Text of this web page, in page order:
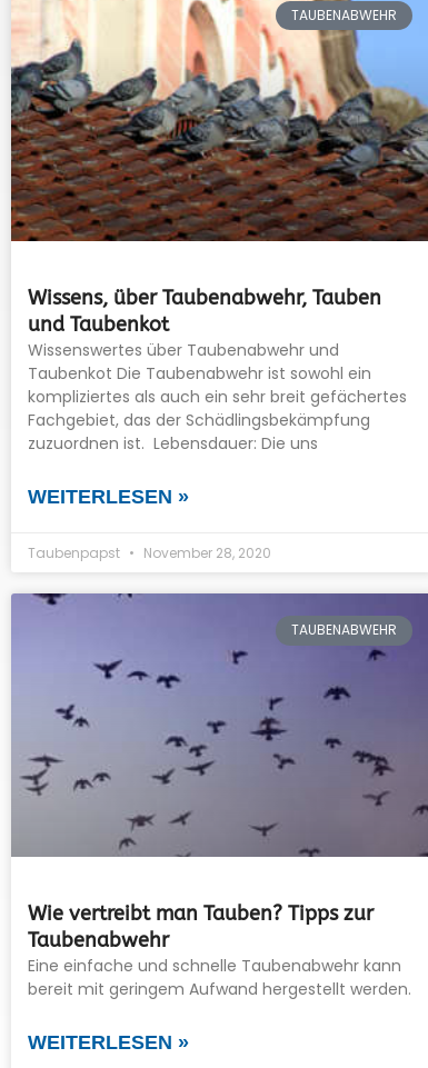
TAUBENABWEHR
Wissens, über Taubenabwehr, Tauben
und Taubenkot
Wissenswertes über Taubenabwehr und
Taubenkot Die Taubenabwehr ist sowohl ein
kompliziertes als auch ein sehr breit gefächertes
Fachgebiet, das der Schädlingsbekämpfung
zuzuordnen ist. Lebensdauer: Die uns
WEITERLESEN »
Taubenpapst November 28, 2020
TAUBENABWEHR
Wie vertreibt man Tauben? Tipps zur
Taubenabwehr
Eine einfache und schnelle Taubenabwehr kann
bereit mit geringem Aufwand hergestellt werden.
WEITERLESEN »